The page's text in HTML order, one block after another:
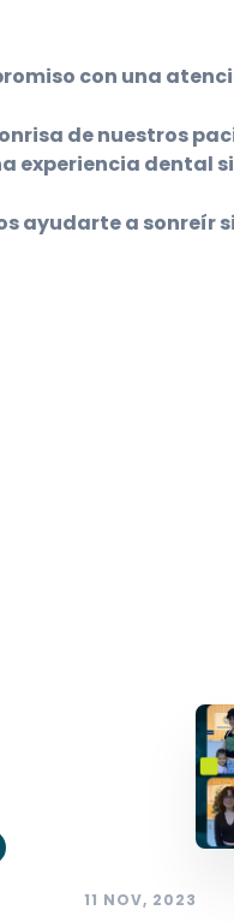
con una
de nuestros
experiencia dental
ayudarte a sonreír
11 NOV, 2023